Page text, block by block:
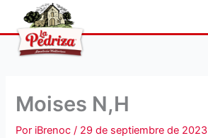
contenido
Moises N,H
Por iBrenoc/ 29 de septiembre de 2023